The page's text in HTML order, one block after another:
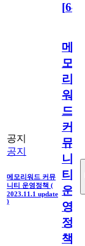
[64
공지
공지
메모리워드 커뮤
니티 운영정책 (
2023.11.1 update
)
메
모
리
워
드
커
뮤
니
티
운
영
정
책